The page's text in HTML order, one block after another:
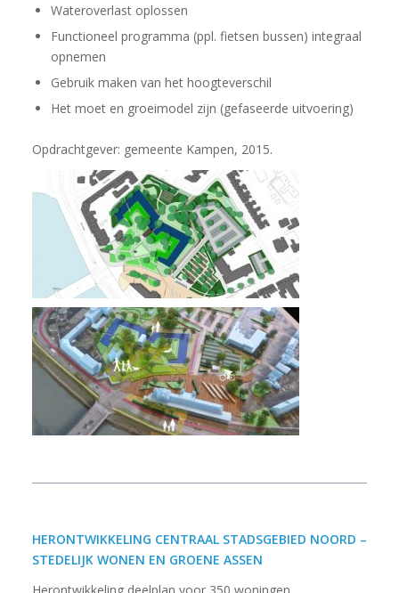
Wateroverlast oplossen
Functioneel programma (ppl. fietsen bussen) integraal
opnemen
Gebruik maken van het hoogteverschil
Het moet en groeimodel zijn (gefaseerde uitvoering)
Opdrachtgever: gemeente Kampen, 2015.
HERONTWIKKELING CENTRAAL STADSGEBIED NOORD –
STEDELIJK WONEN EN GROENE ASSEN